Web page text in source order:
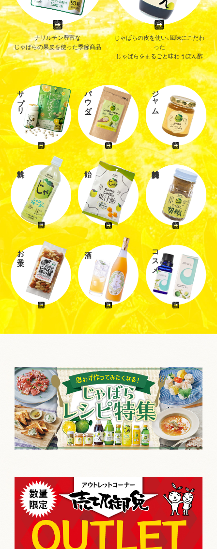
ナリルチン豊富な
じゃばらの果皮を使った季節商品
じゃばらの皮を使い、風味にこだわ
った
じゃばらをまるごと味わうぽん酢
サプリ パウダー ジャム
お菓子 コスメ